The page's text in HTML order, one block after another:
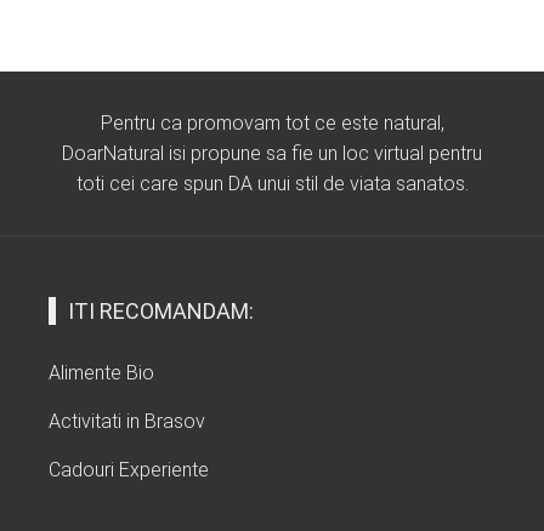
Pentru ca promovam tot ce este natural,
DoarNatural isi propune sa fie un loc virtual pentru
toti cei care spun DA unui stil de viata sanatos.
ITI RECOMANDAM:
Alimente Bio
Activitati in Brasov
Cadouri Experiente